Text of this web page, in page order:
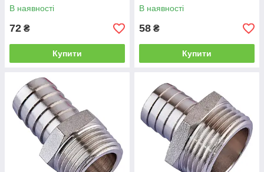
В наявності
72 ₴
Купити
В наявності
58 ₴
Купити